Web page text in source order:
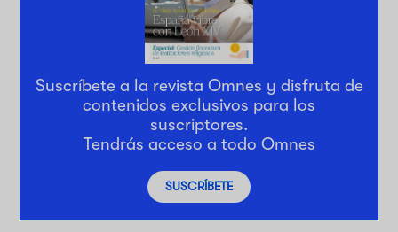
Suscríbete a la revista Omnes y disfruta de
contenidos exclusivos para los
suscriptores.
Tendrás acceso a todo Omnes
SUSCRÍBETE